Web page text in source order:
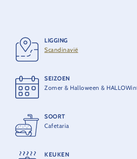
Geniet van de lekkernijen direct
Scandinavische dorpsplein of op
LIGGING
Scandinavië
SEIZOEN
Zomer & Halloween &
SOORT
Cafetaria
KEUKEN